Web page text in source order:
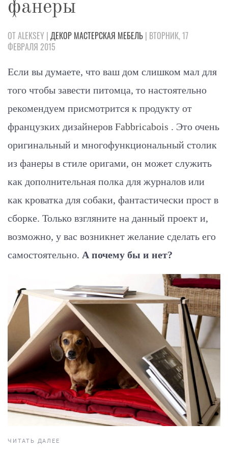
фанеры
ОТ ALEKSEY | ДЕКОР МАСТЕРСКАЯ МЕБЕЛЬ | ВТОРНИК, 17
ФЕВРАЛЯ 2015
Если вы думаете, что ваш дом слишком мал для
того чтобы завести питомца, то настоятельно
рекомендуем присмотрится к продукту от
французких дизайнеров Fabbricabois . Это очень
оригинальный и многофункциональный столик
из фанеры в стиле оригами, он может служить
как дополнительная полка для журналов или
как кроватка для собаки, фантастически прост в
сборке. Только взгляните на данный проект и,
возможно, у вас возникнет желание сделать его
самостоятельно. А почему бы и нет?
ЧИТАТЬ ДАЛЕЕ